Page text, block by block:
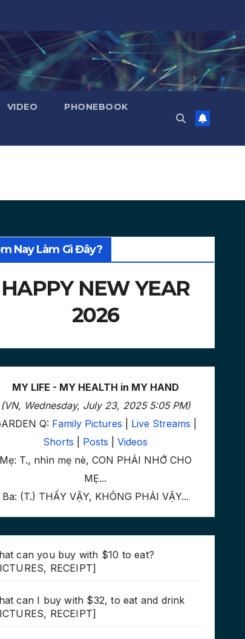
VIDEO PHONEBOOK
Nay Làm Gì Đây?
HAPPY NEW YEAR
2026
MY LIFE - MY HEALTH in MY HAND
(VN, Wednesday, July 23, 2025 5:05 PM)
Q: Family Pictures Live Streams
Shorts
Posts |Videos
Mẹ: T., nhìn mẹ nè, CON PHẢI NHỚ CHO
MẸ...
Ba: (T.) THẤY VẬY, KHÔNG PHẢI VẬY...
can you buy with $10 to eat?
RECEIPT]
can I buy with $32, to eat and drink
RECEIPT]